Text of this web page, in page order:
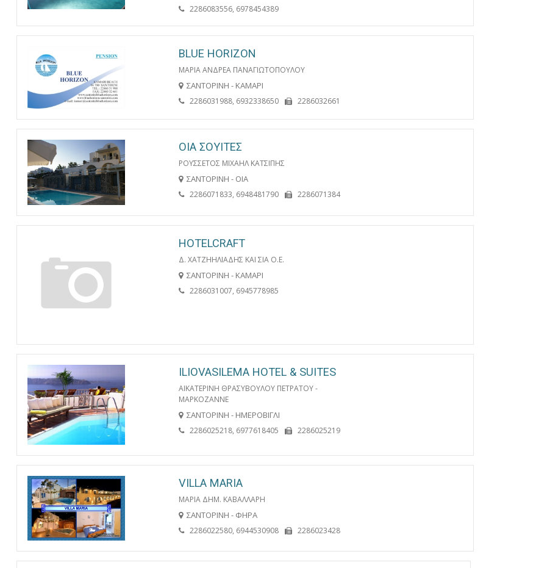
2286083556, 6978454389
BLUE HORIZON
ΜΑΡΙΑ ΑΝΔΡΕΑ ΠΑΝΑΓΙΩΤΟΠΟΥΛΟΥ
ΣΑΝΤΟΡΙΝΗ - ΚΑΜΑΡΙ
2286031988, 6932338650 2286032661
ΟΙΑ ΣΟΥΙΤΕΣ
ΡΟΥΣΣΕΤΟΣ ΜΙΧΑΗΛ ΚΑΤΣΙΠΗΣ
ΣΑΝΤΟΡΙΝΗ - ΟΙΑ
2286071833, 6948481790 2286071384
HOTELCRAFT
Δ. ΧΑΤΖΗΗΛΙΑΔΗΣ ΚΑΙ ΣΙΑ Ο.Ε.
ΣΑΝΤΟΡΙΝΗ - ΚΑΜΑΡΙ
2286031007, 6945778985
ILIOVASILEMA HOTEL & SUITES
ΑΙΚΑΤΕΡΙΝΗ ΘΡΑΣΥΒΟΥΛΟΥ ΠΕΤΡΑΤΟΥ -
ΜΑΡΚΟΖΑΝΝΕ
ΣΑΝΤΟΡΙΝΗ - ΗΜΕΡΟΒΙΓΛΙ
2286025218, 6977618405 2286025219
VILLA MARIA
ΜΑΡΙΑ ΔΗΜ. ΚΑΒΑΛΛΑΡΗ
ΣΑΝΤΟΡΙΝΗ - ΦΗΡΑ
2286022580, 6944530908 2286023428